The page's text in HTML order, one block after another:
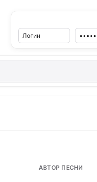
АВТОР ПЕСНИ